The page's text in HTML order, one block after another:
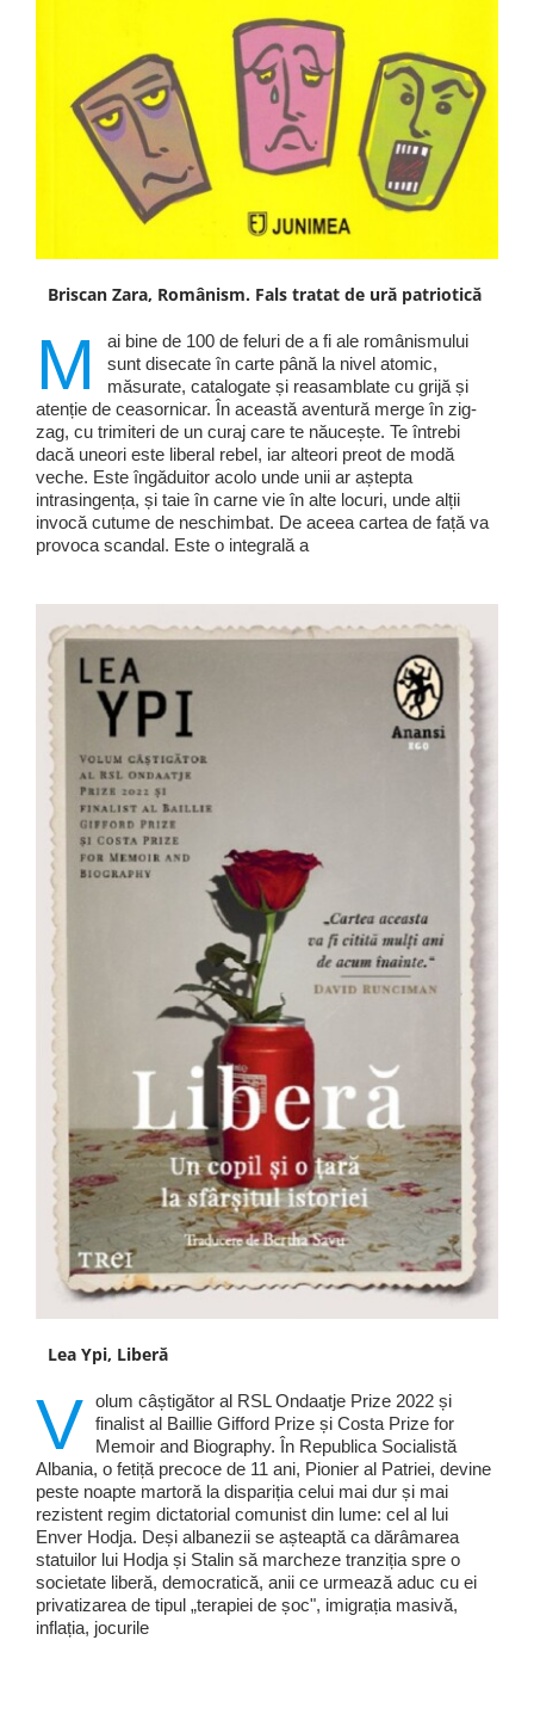
Briscan Zara, Românism. Fals tratat de ură patriotică
M
ai bine de 100 de feluri de a fi ale românismului
sunt disecate în carte până la nivel atomic,
măsurate, catalogate și reasamblate cu grijă și
atenție de ceasornicar. În această aventură merge în zig-
zag, cu trimiteri de un curaj care te năucește. Te întrebi
dacă uneori este liberal rebel, iar alteori preot de modă
veche. Este îngăduitor acolo unde unii ar aștepta
intrasingența, și taie în carne vie în alte locuri, unde alții
invocă cutume de neschimbat. De aceea cartea de față va
provoca scandal. Este o integrală a
Lea Ypi, Liberă
V olum câștigător al RSL Ondaatje Prize 2022 și
finalist al Baillie Gifford Prize și Costa Prize for
Memoir and Biography. În Republica Socialistă
Albania, o fetiță precoce de 11 ani, Pionier al Patriei, devine
peste noapte martoră la dispariția celui mai dur și mai
rezistent regim dictatorial comunist din lume: cel al lui
Enver Hodja. Deși albanezii se așteaptă ca dărâmarea
statuilor lui Hodja și Stalin să marcheze tranziția spre o
societate liberă, democratică, anii ce urmează aduc cu ei
privatizarea de tipul „terapiei de șoc", imigrația masivă,
inflația, jocurile